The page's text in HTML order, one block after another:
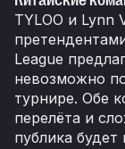
TYLOO и Lynn
League
невозможно
турнире. Обе
перелёта и
публика